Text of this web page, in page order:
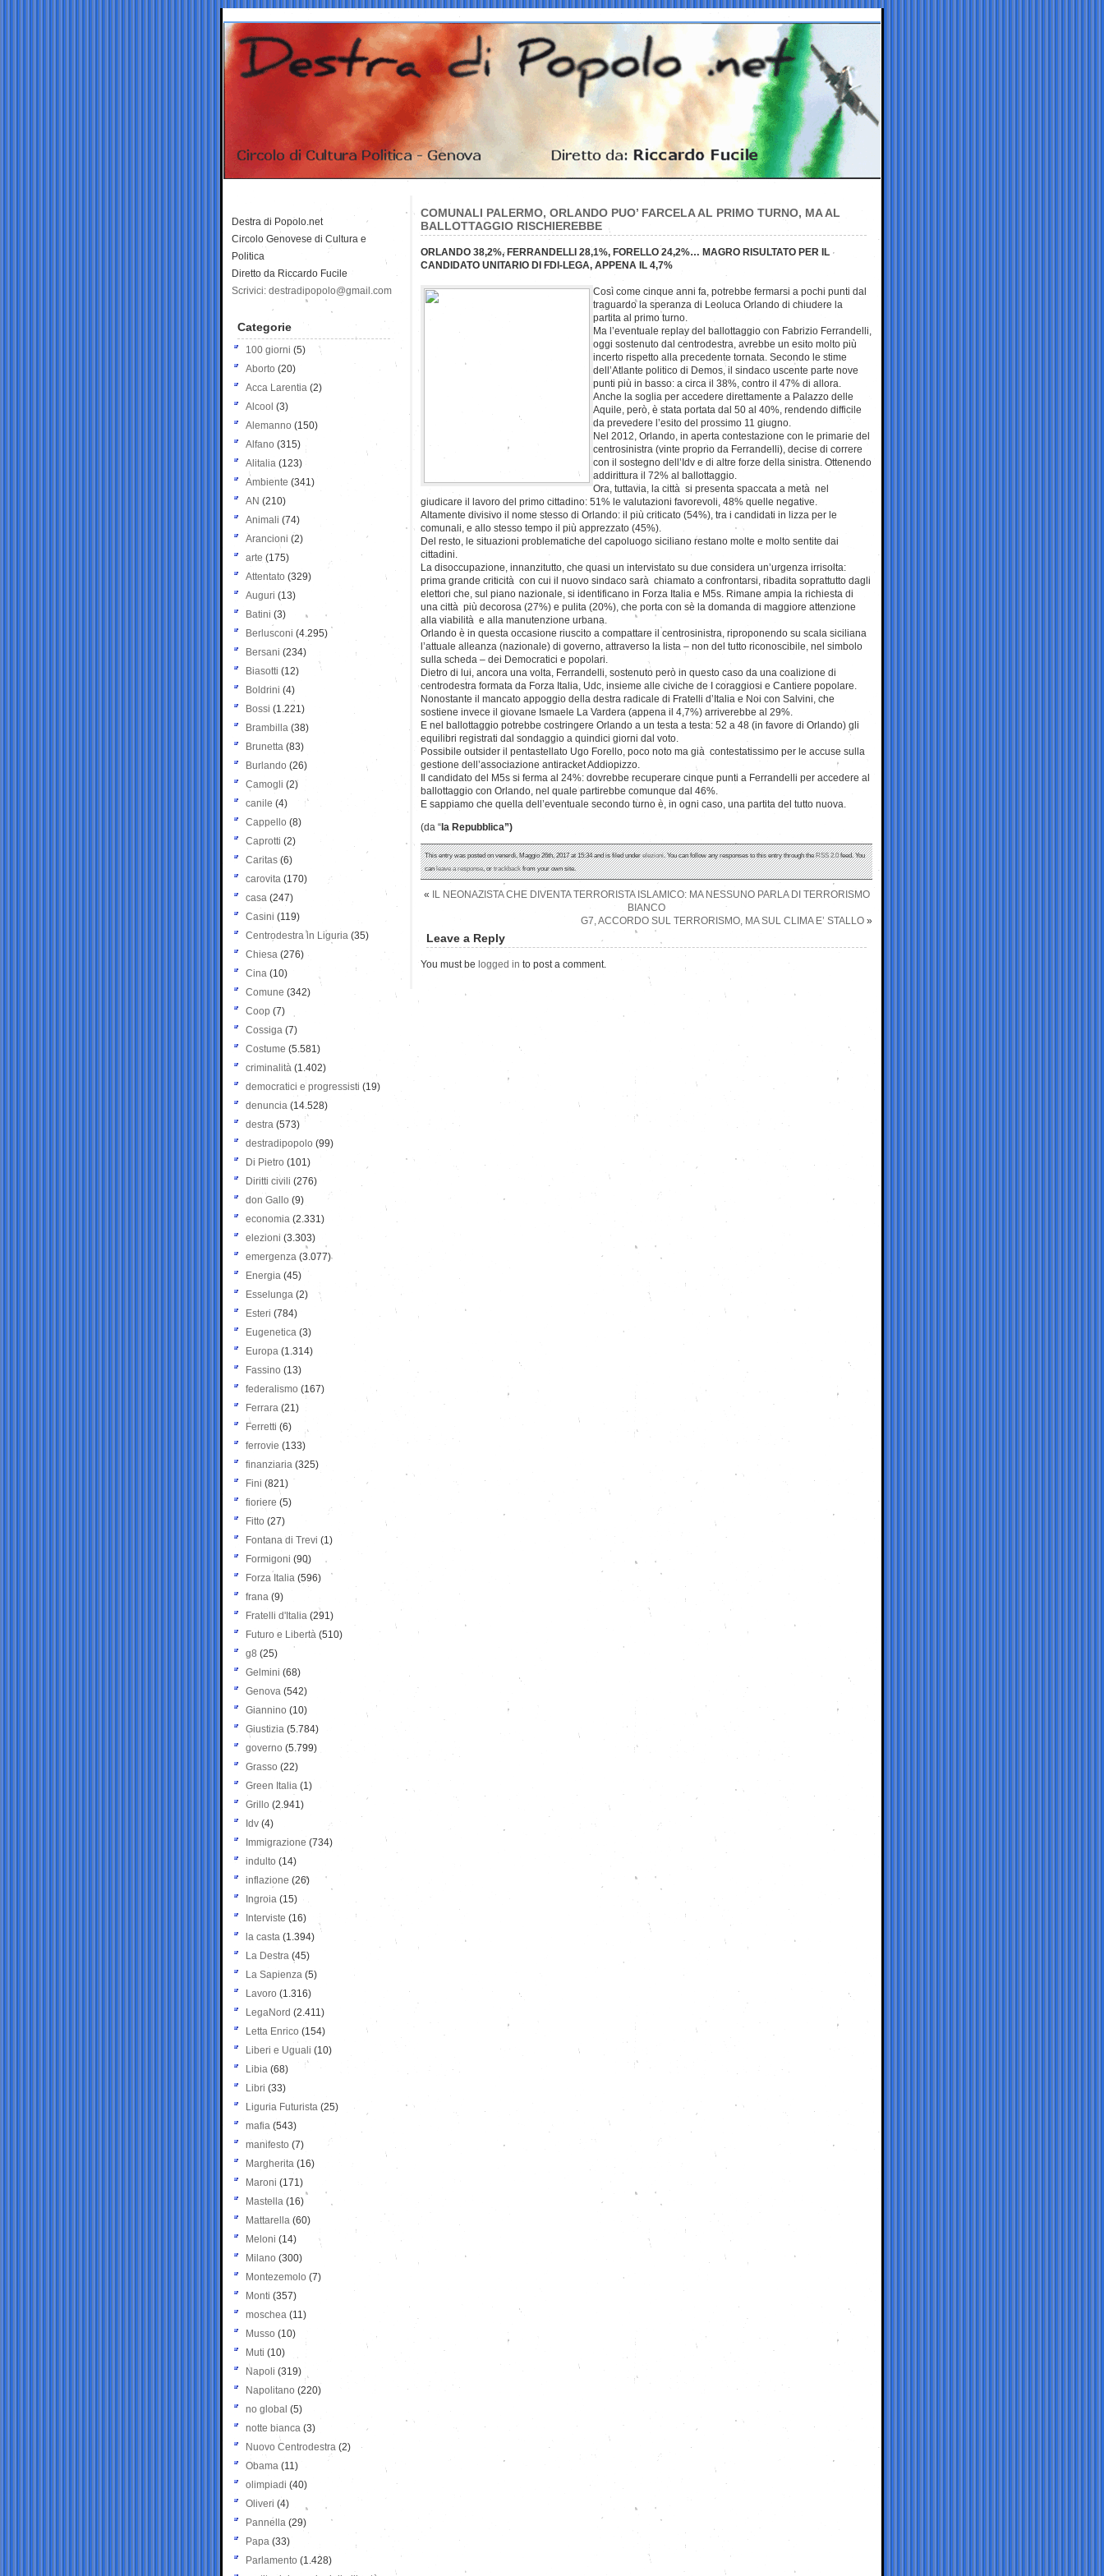
COMUNALI PALERMO, ORLANDO PUO’ FARCELA AL PRIMO TURNO, MA AL
BALLOTTAGGIO RISCHIEREBBE
ORLANDO 38,2%, FERRANDELLI 28,1%, FORELLO 24,2%… MAGRO RISULTATO PER IL
CANDIDATO UNITARIO DI FDI-LEGA, APPENA IL 4,7%
Così come cinque anni fa, potrebbe fermarsi a pochi punti dal
traguardo la speranza di Leoluca Orlando di chiudere la
partita al primo turno.
Ma l’eventuale replay del ballottaggio con Fabrizio Ferrandelli,
oggi sostenuto dal centrodestra, avrebbe un esito molto più
incerto rispetto alla precedente tornata. Secondo le stime
dell’Atlante politico di Demos, il sindaco uscente parte nove
punti più in basso: a circa il 38%, contro il 47% di allora.
Anche la soglia per accedere direttamente a Palazzo delle
Aquile, però, è stata portata dal 50 al 40%, rendendo difficile
da prevedere l’esito del prossimo 11 giugno.
Nel 2012, Orlando, in aperta contestazione con le primarie del
centrosinistra (vinte proprio da Ferrandelli), decise di correre
con il sostegno dell’Idv e di altre forze della sinistra. Ottenendo
addirittura il 72% al ballottaggio.
Ora, tuttavia, la città si presenta spaccata a metà nel
giudicare il lavoro del primo cittadino: 51% le valutazioni favorevoli, 48% quelle negative.
Altamente divisivo il nome stesso di Orlando: il più criticato (54%), tra i candidati in lizza per le
comunali, e allo stesso tempo il più apprezzato (45%).
Del resto, le situazioni problematiche del capoluogo siciliano restano molte e molto sentite dai
cittadini.
La disoccupazione, innanzitutto, che quasi un intervistato su due considera un’urgenza irrisolta:
prima grande criticità con cui il nuovo sindaco sarà chiamato a confrontarsi, ribadita soprattutto dagli
elettori che, sul piano nazionale, si identificano in Forza Italia e M5s. Rimane ampia la richiesta di
una città più decorosa (27%) e pulita (20%), che porta con sè la domanda di maggiore attenzione
alla viabilità e alla manutenzione urbana.
Orlando è in questa occasione riuscito a compattare il centrosinistra, riproponendo su scala siciliana
l’attuale alleanza (nazionale) di governo, attraverso la lista – non del tutto riconoscibile, nel simbolo
sulla scheda – dei Democratici e popolari.
Dietro di lui, ancora una volta, Ferrandelli, sostenuto però in questo caso da una coalizione di
centrodestra formata da Forza Italia, Udc, insieme alle civiche de I coraggiosi e Cantiere popolare.
Nonostante il mancato appoggio della destra radicale di Fratelli d’Italia e Noi con Salvini, che
sostiene invece il giovane Ismaele La Vardera (appena il 4,7%) arriverebbe al 29%.
E nel ballottaggio potrebbe costringere Orlando a un testa a testa: 52 a 48 (in favore di Orlando) gli
equilibri registrati dal sondaggio a quindici giorni dal voto.
Possibile outsider il pentastellato Ugo Forello, poco noto ma già contestatissimo per le accuse sulla
gestione dell’associazione antiracket Addiopizzo.
Il candidato del M5s si ferma al 24%: dovrebbe recuperare cinque punti a Ferrandelli per accedere al
ballottaggio con Orlando, nel quale partirebbe comunque dal 46%.
E sappiamo che quella dell’eventuale secondo turno è, in ogni caso, una partita del tutto nuova.
(da “ la Repubblica”)
This entry was posted on venerdì, Maggio 26th, 2017 at 15:34 and is filed underelezioni. You can follow any responses to this entry through theRSS 2.0feed. You
canleave a response, ortrackbackfrom your own site.
«
IL NEONAZISTA CHE DIVENTA TERRORISTA ISLAMICO: MA NESSUNO PARLA DI TERRORISMO
BIANCO
G7, ACCORDO SUL TERRORISMO, MA SUL CLIMA E’ STALLO »
Leave a Reply
You must be logged in to post a comment.
Destra di Popolo.net
Circolo Genovese di Cultura e
Politica
Diretto da Riccardo Fucile
Scrivici: destradipopolo@gmail.com
Categorie
100 giorni (5)
Aborto (20)
Acca Larentia (2)
Alcool (3)
Alemanno (150)
Alfano (315)
Alitalia (123)
Ambiente (341)
AN (210)
Animali (74)
Arancioni (2)
arte (175)
Attentato (329)
Auguri (13)
Batini (3)
Berlusconi (4.295)
Bersani (234)
Biasotti (12)
Boldrini (4)
Bossi (1.221)
Brambilla (38)
Brunetta (83)
Burlando (26)
Camogli (2)
canile (4)
Cappello (8)
Caprotti (2)
Caritas (6)
carovita (170)
casa (247)
Casini (119)
Centrodestra in Liguria (35)
Chiesa (276)
Cina (10)
Comune (342)
Coop (7)
Cossiga (7)
Costume (5.581)
criminalità (1.402)
democratici e progressisti (19)
denuncia (14.528)
destra (573)
destradipopolo (99)
Di Pietro (101)
Diritti civili (276)
don Gallo (9)
economia (2.331)
elezioni (3.303)
emergenza (3.077)
Energia (45)
Esselunga (2)
Esteri (784)
Eugenetica (3)
Europa (1.314)
Fassino (13)
federalismo (167)
Ferrara (21)
Ferretti (6)
ferrovie (133)
finanziaria (325)
Fini (821)
fioriere (5)
Fitto (27)
Fontana di Trevi (1)
Formigoni (90)
Forza Italia (596)
frana (9)
Fratelli d'Italia (291)
Futuro e Libertà (510)
g8 (25)
Gelmini (68)
Genova (542)
Giannino (10)
Giustizia (5.784)
governo (5.799)
Grasso (22)
Green Italia (1)
Grillo (2.941)
Idv (4)
Immigrazione (734)
indulto (14)
inflazione (26)
Ingroia (15)
Interviste (16)
la casta (1.394)
La Destra (45)
La Sapienza (5)
Lavoro (1.316)
LegaNord (2.411)
Letta Enrico (154)
Liberi e Uguali (10)
Libia (68)
Libri (33)
Liguria Futurista (25)
mafia (543)
manifesto (7)
Margherita (16)
Maroni (171)
Mastella (16)
Mattarella (60)
Meloni (14)
Milano (300)
Montezemolo (7)
Monti (357)
moschea (11)
Musso (10)
Muti (10)
Napoli (319)
Napolitano (220)
no global (5)
notte bianca (3)
Nuovo Centrodestra (2)
Obama (11)
olimpiadi (40)
Oliveri (4)
Pannella (29)
Papa (33)
Parlamento (1.428)